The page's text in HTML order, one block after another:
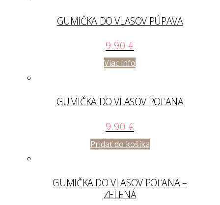
GUMIČKA DO VLASOV PÚPAVA
9.90 €
Viac info
GUMIČKA DO VLASOV POĽANA
9.90 €
Pridať do košíka
GUMIČKA DO VLASOV POĽANA –
ZELENÁ